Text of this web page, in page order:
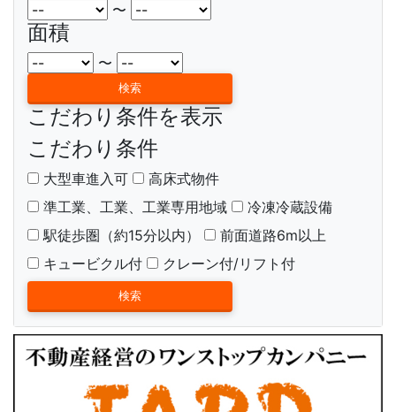
〜
面積
〜
こだわり条件を表示
こだわり条件
大型車進入可
高床式物件
準工業、工業、工業専用地域
冷凍冷蔵設備
駅徒歩圏（約15分以内）
前面道路6m以上
キュービクル付
クレーン付/リフト付